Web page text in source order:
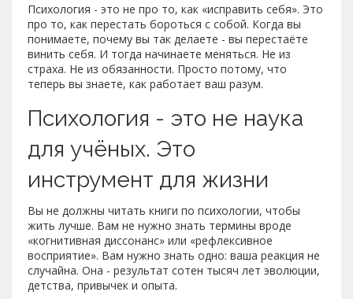
Психология - это не про то, как «исправить себя». Это
про то, как перестать бороться с собой. Когда вы
понимаете, почему вы так делаете - вы перестаёте
винить себя. И тогда начинаете меняться. Не из
страха. Не из обязанности. Просто потому, что
теперь вы знаете, как работает ваш разум.
Психология - это не наука
для учёных. Это
инструмент для жизни
Вы не должны читать книги по психологии, чтобы
жить лучше. Вам не нужно знать термины вроде
«когнитивная диссонанс» или «рефлексивное
восприятие». Вам нужно знать одно: ваша реакция не
случайна. Она - результат сотен тысяч лет эволюции,
детства, привычек и опыта.